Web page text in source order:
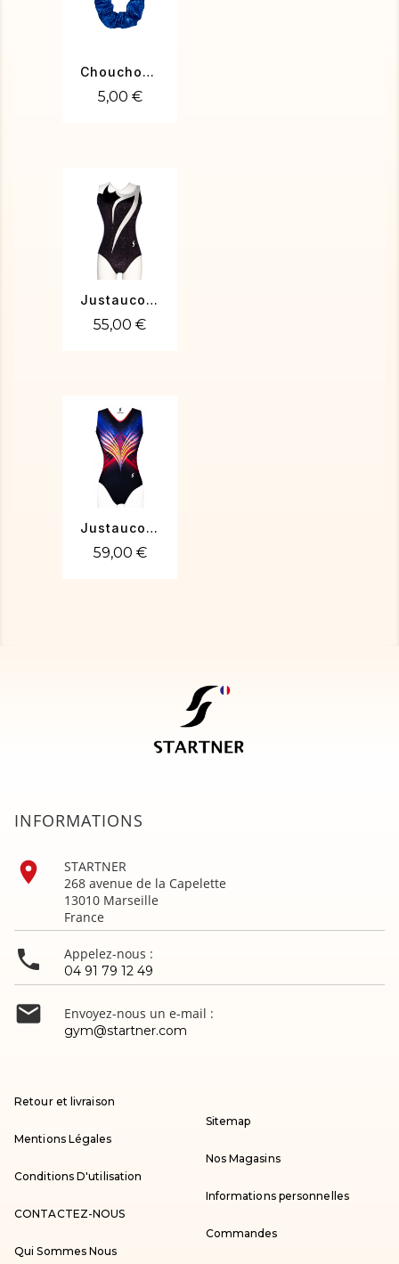
Chouchou poudré bleu roi
5,00 €
Justaucorps de gym HEIDI-01
55,00 €
Justaucorps de gym ORIA-01
59,00 €
INFORMATIONS

STARTNER
268 avenue de la Capelette
13010 Marseille
France
 Appelez-nous :
04 91 79 12 49
 Envoyez-nous un e-mail :
gym@startner.com
Retour et livraison
Mentions Légales
Conditions D'utilisation
CONTACTEZ-NOUS
Qui Sommes Nous
Sitemap
Nos Magasins
Informations personnelles
Commandes